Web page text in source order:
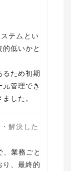
テムとい
低いかと
るため初期
管理でき
した。
解決した
業務ごと
り、最終的